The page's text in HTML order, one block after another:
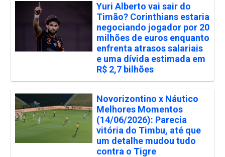
Yuri Alberto vai sair do
Timão? Corinthians estaria
negociando jogador por 20
milhões de euros enquanto
enfrenta atrasos salariais
e uma dívida estimada em
R$ 2,7 bilhões
Novorizontino x Náutico
Melhores Momentos
(14/06/2026): Parecia
vitória do Timbu, até que
um detalhe mudou tudo
contra o Tigre